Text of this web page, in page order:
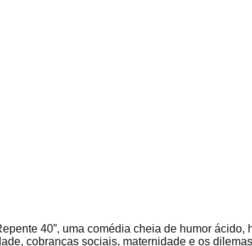
40”, uma comédia cheia de humor
cobranças sociais, maternidade e os